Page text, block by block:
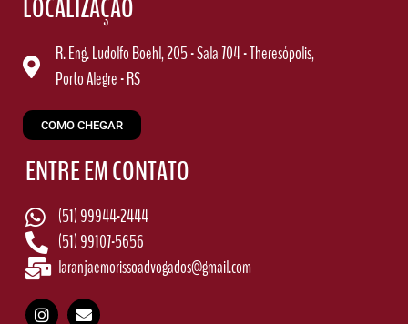
LOCALIZAÇÃO
R. Eng.Ludolfo Boehl, 205 - Sala 704 - Theresópolis,
Porto Alegre -RS
COMO CHEGAR
ENTRE EM CONTATO
(51) 99944-2444
(51) 99107-5656
laranjaemorissoadvogados@gmail.com